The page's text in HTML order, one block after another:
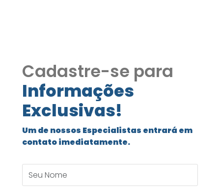
Cadastre-se para
Informações
Exclusivas!
Um de nossos Especialistas entrará em
contato imediatamente.